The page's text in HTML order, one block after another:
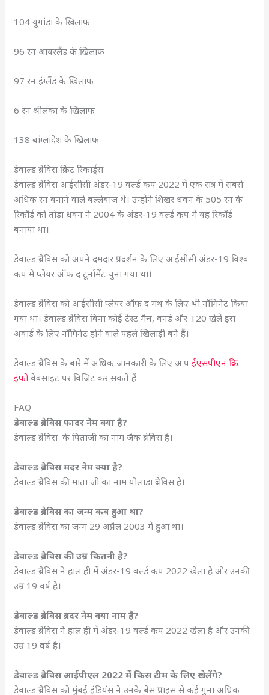
104 युगांडा के खिलाफ
96 रन आयरलैंड के खिलाफ
97 रन इंग्लैंड के खिलाफ
6 रन श्रीलंका के खिलाफ
138 बांग्लादेश के खिलाफ
डेवाल्ड ब्रेविस क्रिकेट रिकार्ड्स
डेवाल्ड ब्रेविस आईसीसी अंडर-19 वर्ल्ड कप 2022 में एक सत्र में सबसे
अधिक रन बनाने वाले बल्लेबाज थे। उन्होंने शिखर धवन के 505 रन के
रिकॉर्ड को तोड़ा धवन ने 2004 के अंडर-19 वर्ल्ड कप मे यह रिकॉर्ड
बनाया था।
डेवाल्ड ब्रेविस को अपने दमदार प्रदर्शन के लिए आईसीसी अंडर-19 विश्व
कप मे प्लेयर ऑफ द टूर्नामेंट चुना गया था।
डेवाल्ड ब्रेविस को आईसीसी प्लेयर ऑफ द मंथ के लिए भी नॉमिनेट किया
गया था। डेवाल्ड ब्रेविस बिना कोई टेस्ट मैच, वनडे और T20 खेलें इस
अवार्ड के लिए नॉमिनेट होने वाले पहले खिलाड़ी बने हैं।
डेवाल्ड ब्रेविस के बारे में अधिक जानकारी के लिए आपईएसपीएन क्रिक
इंफो वेबसाइट पर विजिट कर सकते हैं
FAQ
डेवाल्ड ब्रेविस फादर नेम क्या है?
डेवाल्ड ब्रेविस के पिताजी का नाम जैक ब्रेविस है।
डेवाल्ड ब्रेविस मदर नेम क्या है?
डेवाल्ड ब्रेविस की माता जी का नाम योलाडा ब्रेविस है।
डेवाल्ड ब्रेविस का जन्म कब हुआ था?
डेवाल्ड ब्रेविस का जन्म 29 अप्रैल 2003 में हुआ था।
डेवाल्ड ब्रेविस की उम्र कितनी है?
डेवाल्ड ब्रेविस ने हाल ही में अंडर-19 वर्ल्ड कप 2022 खेला है और उनकी
उम्र 19 वर्ष है।
डेवाल्ड ब्रेविस ब्रदर नेम क्या नाम है?
डेवाल्ड ब्रेविस ने हाल ही में अंडर-19 वर्ल्ड कप 2022 खेला है और उनकी
उम्र 19 वर्ष है।
डेवाल्ड ब्रेविस आईपीएल 2022 में किस टीम के लिए खेलेंगे?
डेवाल्ड ब्रेविस को मुंबई इंडियंस ने उनके बेस प्राइस से कई गुना अधिक